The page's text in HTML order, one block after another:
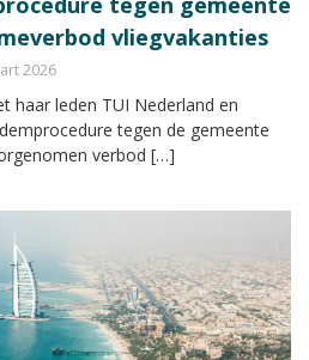
vliegvakanties
2026
haar leden TUI Nederland en
tegen de gemeente
verbod […]